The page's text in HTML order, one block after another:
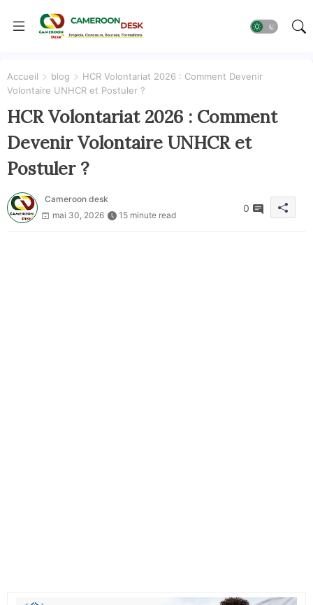
Accueil blog
HCR Volontariat 2026 : Comment Devenir
Volontaire UNHCR et Postuler ?
HCR Volontariat 2026 : Comment
Devenir Volontaire UNHCR et
Postuler ?
Cameroon desk
mai 30, 2026
15 minute read
0